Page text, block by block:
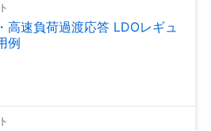
高速負荷過渡応答 LDOレギュ
例